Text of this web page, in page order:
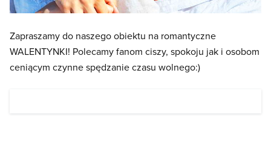
Zapraszamy do naszego obiektu na romantyczne
WALENTYNKI! Polecamy fanom ciszy, spokoju jak i osobom
ceniącym czynne spędzanie czasu wolnego:)